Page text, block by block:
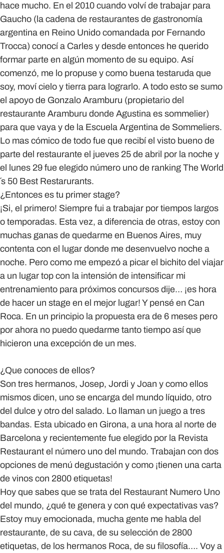
hace mucho. En el 2010 cuando volví de trabajar para
Gaucho (la cadena de restaurantes de gastronomía
argentina en Reino Unido comandada por Fernando
Trocca) conocí a Carles y desde entonces he querido
formar parte en algún momento de su equipo. Así
comenzó, me lo propuse y como buena testaruda que
soy, moví cielo y tierra para lograrlo. A todo esto se sumo
el apoyo de Gonzalo Aramburu (propietario del
restaurante Aramburu donde Agustina es sommelier)
para que vaya y de la Escuela Argentina de Sommeliers.
Lo mas cómico de todo fue que recibí el visto bueno de
parte del restaurante el jueves 25 de abril por la noche y
el lunes 29 fue elegido número uno de ranking The World
´s 50 Best Restarurants.
¿Entonces es tu primer stage?
¡Si, el primero! Siempre fui a trabajar por tiempos largos
o temporadas. Esta vez, a diferencia de otras, estoy con
muchas ganas de quedarme en Buenos Aires, muy
contenta con el lugar donde me desenvuelvo noche a
noche. Pero como me empezó a picar el bichito del viajar
a un lugar top con la intensión de intensificar mi
entrenamiento para próximos concursos dije… ¡es hora
de hacer un stage en el mejor lugar! Y pensé en Can
Roca. En un principio la propuesta era de 6 meses pero
por ahora no puedo quedarme tanto tiempo así que
hicieron una excepción de un mes.
¿Que conoces de ellos?
Son tres hermanos, Josep, Jordi y Joan y como ellos
mismos dicen, uno se encarga del mundo líquido, otro
del dulce y otro del salado. Lo llaman un juego a tres
bandas. Esta ubicado en Girona, a una hora al norte de
Barcelona y recientemente fue elegido por la Revista
Restaurant el número uno del mundo. Trabajan con dos
opciones de menú degustación y como ¡tienen una carta
de vinos con 2800 etiquetas!
Hoy que sabes que se trata del Restaurant Numero Uno
del mundo, ¿qué te genera y con qué expectativas vas?
Estoy muy emocionada, mucha gente me habla del
restaurante, de su cava, de su selección de 2800
etiquetas, de los hermanos Roca, de su filosofía…. Voy a